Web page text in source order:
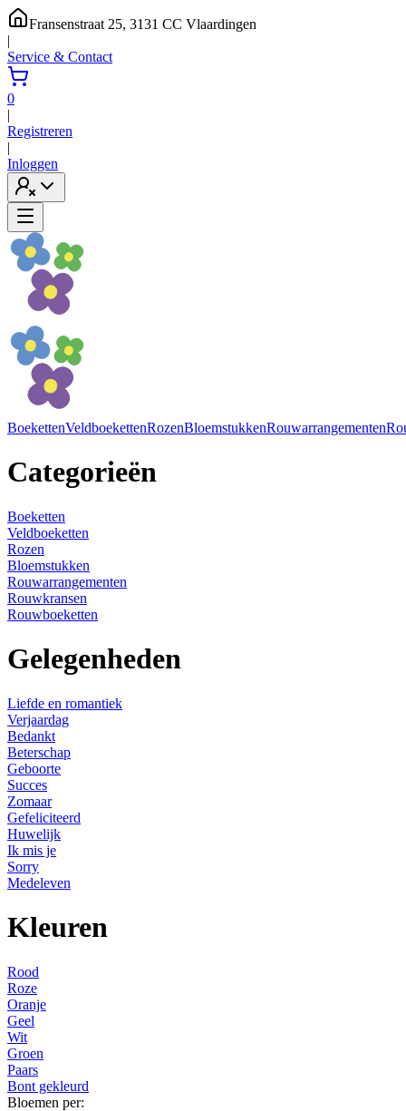
Fransenstraat 25, 3131 CC Vlaardingen
|
Service & Contact
0
|
Registreren
|
Inloggen
BoekettenVeldboekettenRozenBloemstukkenRouwarrangementen
Categorieën
Boeketten
Veldboeketten
Rozen
Bloemstukken
Rouwarrangementen
Rouwkransen
Rouwboeketten
Gelegenheden
Liefde en romantiek
Verjaardag
Bedankt
Beterschap
Geboorte
Succes
Zomaar
Gefeliciteerd
Huwelijk
Ik mis je
Sorry
Medeleven
Kleuren
Rood
Roze
Oranje
Geel
Wit
Groen
Paars
Bont gekleurd
Bloemen per: